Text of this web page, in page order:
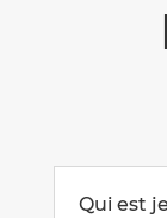
Qui est